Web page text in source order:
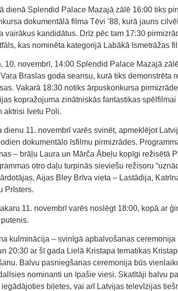
dienā Splendid Palace Mazajā zālē 16:00 tiks
dokumentālā filma Tēvi ’88, kurā jauns
vairākus kandidātus. Drīz pēc tam 17:30
kas nominēta kategorijā Labākā īsmetrāžas
10. novembrī, 14:00 Splendid Palace Mazajā
Vara Braslas goda seansu, kurā tiks demonstrēta
Vakarā 18:30 notiks ārpuskonkursa
kopražojuma zinātniskās fantastikas
aktrisi Ivetu Poli.
dienu 11. novembrī varēs svinēt, apmeklējot
dokumentālo īsfilmu pirmizrādes.
– brāļu Laura un Mārča Ābeļu kopīgi režisētā
otro daļu turpinās sieviešu režisoru
Aijas Bley Brīva vieta – Lastādija,
Prīsters.
11. novembrī varēs noslēgt 18:00, kopā ar
kulminācija – svinīgā apbalvošanas
20:30 ar šī gada Lielā Kristapa tematikas
Balvu pasniegšanas ceremonija būs
nominanti un īpašie viesi. Skatītāji balvu
iegādājoties biļetes, vai arī Latvijas televīzijas